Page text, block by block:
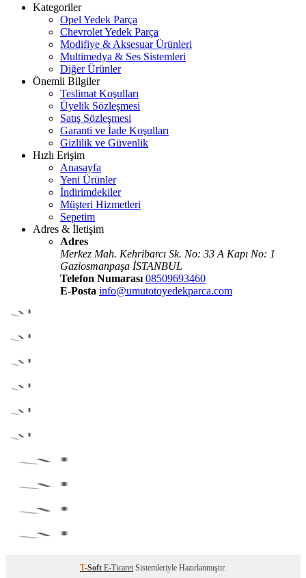
Kategoriler
Opel Yedek Parça
Chevrolet Yedek Parça
Modifiye & Aksesuar Ürünleri
Multimedya & Ses Sistemleri
Diğer Ürünler
Önemli Bilgiler
Teslimat Koşulları
Üyelik Sözleşmesi
Satış Sözleşmesi
Garanti ve İade Koşulları
Gizlilik ve Güvenlik
Hızlı Erişim
Anasayfa
Yeni Ürünler
İndirimdekiler
Müşteri Hizmetleri
Sepetim
Adres & İletişim
Adres
Merkez Mah. Kehribarcı Sk. No: 33 A Kapı No: 1
Gaziosmanpaşa İSTANBUL
Telefon Numarası 08509693460
E-Posta info@umutotoyedekparca.com
T-Soft E-Ticaret Sistemleriyle Hazırlanmıştır.